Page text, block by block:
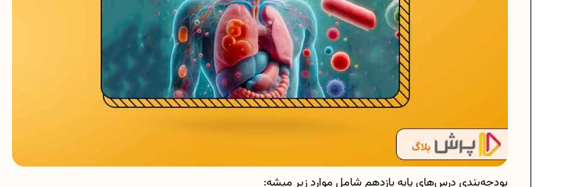
بودجه‌بندی درس‌های پایه یازدهم شامل موارد زیر میشه: